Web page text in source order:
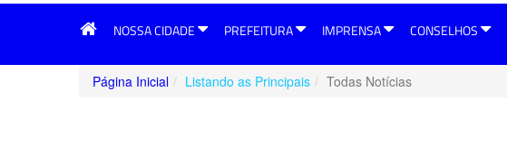
NOSSA CIDADE PREFEITURA IMPRENSA CONSELHOS
Página Inicial Listando as Principais Todas Notícias